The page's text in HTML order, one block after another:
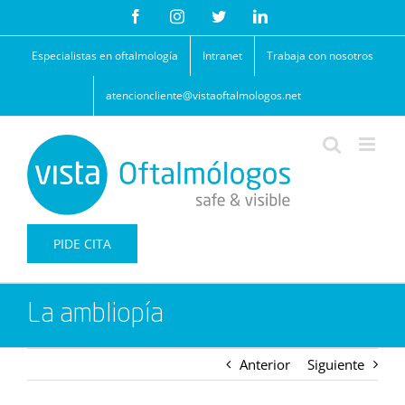
contenido
FacebookInstagramTwitterLinkedIn
Especialistas en oftalmología Intranet Trabaja con nosotros
atencioncliente@vistaoftalmologos.net
PIDE CITA
La ambliopía
Anterior Siguiente